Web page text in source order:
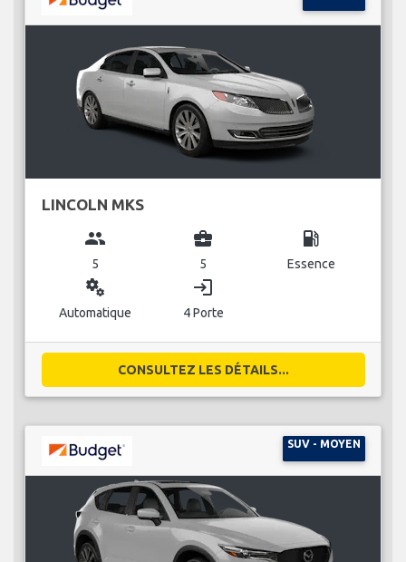
LINCOLN MKS
group
5
business_center
5
local_gas_station
Essence
miscellaneous_services
Automatique
login
4 Porte
CONSULTEZ LES DÉTAILS...
SUV - MOYEN